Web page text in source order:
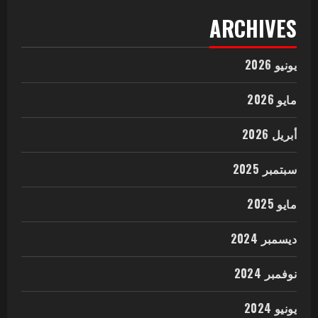
ARCHIVES
يونيو 2026
مايو 2026
أبريل 2026
سبتمبر 2025
مايو 2025
ديسمبر 2024
نوفمبر 2024
يونيو 2024